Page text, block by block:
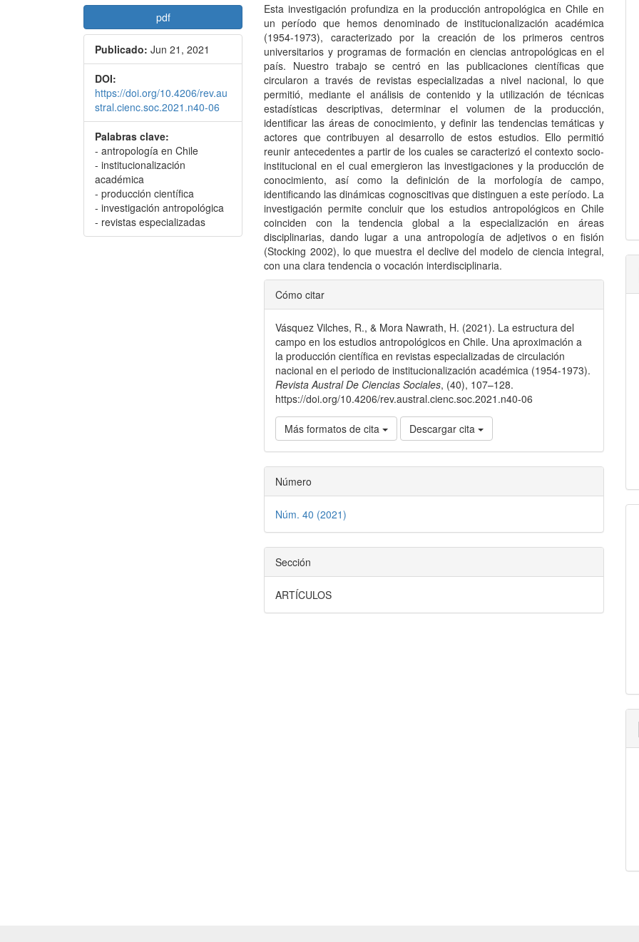
pdf
Publicado: Jun 21, 2021
DOI:
https://doi.org/10.4206/rev.au
stral.cienc.soc.2021.n40-06
Palabras clave:
- antropología en Chile
- institucionalización
académica
- producción científica
- investigación antropológica
- revistas especializadas
Esta investigación profundiza en la producción antropológica en Chile en
un período que hemos denominado de institucionalización académica
(1954-1973), caracterizado por la creación de los primeros centros
universitarios y programas de formación en ciencias antropológicas en el
país. Nuestro trabajo se centró en las publicaciones científicas que
circularon a través de revistas especializadas a nivel nacional, lo que
permitió, mediante el análisis de contenido y la utilización de técnicas
estadísticas descriptivas, determinar el volumen de la producción,
identificar las áreas de conocimiento, y definir las tendencias temáticas y
actores que contribuyen al desarrollo de estos estudios. Ello permitió
reunir antecedentes a partir de los cuales se caracterizó el contexto socio-
institucional en el cual emergieron las investigaciones y la producción de
conocimiento, así como la definición de la morfología de campo,
identificando las dinámicas cognoscitivas que distinguen a este período. La
investigación permite concluir que los estudios antropológicos en Chile
coinciden con la tendencia global a la especialización en áreas
disciplinarias, dando lugar a una antropología de adjetivos o en fisión
(Stocking 2002), lo que muestra el declive del modelo de ciencia integral,
con una clara tendencia o vocación interdisciplinaria.
Detalles
del
artículo
Cómo citar
Vásquez Vilches, R., & Mora Nawrath, H. (2021). La estructura del
campo en los estudios antropológicos en Chile. Una aproximación a
la producción científica en revistas especializadas de circulación
nacional en el periodo de institucionalización académica (1954-1973).
Revista Austral De Ciencias Sociales, (40), 107–128.
https://doi.org/10.4206/rev.austral.cienc.soc.2021.n40-06
Más formatos de cita Descargar cita
Número
Núm. 40 (2021)
Sección
ARTÍCULOS